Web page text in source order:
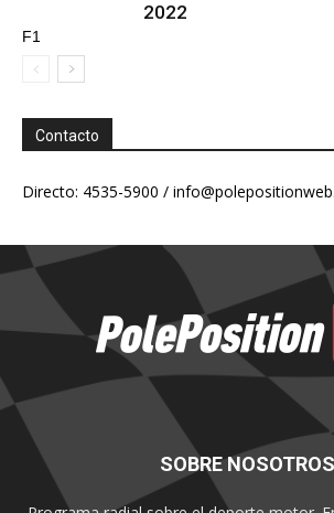
F1
2022
Contacto
Directo: 4535-5900 /
SOBRE NOSOTROS